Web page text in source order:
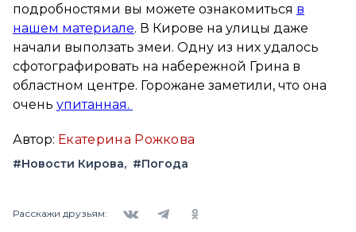
подробностями вы можете ознакомиться в
нашем материале. В Кирове на улицы даже
начали выползать змеи. Одну из них удалось
сфотографировать на набережной Грина в
областном центре. Горожане заметили, что она
очень упитанная.
Автор: Екатерина Рожкова
#Новости Кирова #Погода
Расскажи друзьям: